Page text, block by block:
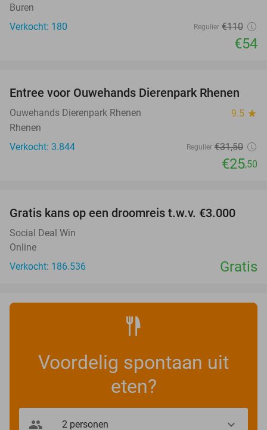
Buren
Verkocht: 180
Regulier €110
€54
19%
Entree voor Ouwehands Dierenpark Rhenen
Ouwehands Dierenpark Rhenen 9.5 star
Rhenen
Verkocht: 3.844
Regulier €31,50
€25,50
Gratis kans op een droomreis t.w.v. €3.000
Social Deal Win
Online
Verkocht: 186.536
Gratis
Voordelig spontaan uit
eten?